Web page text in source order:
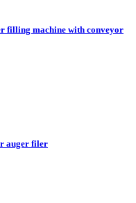
filling machine with conveyor
auger filer